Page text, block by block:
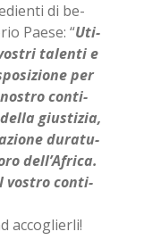
di be­
Pae­se: “Uti­
ta­len­ti e
per
con­ti­
giu­sti­zia,
du­ra­tu­
del­l’A­fri­ca.
vo­stro con­ti­
ac­co­glier­li!